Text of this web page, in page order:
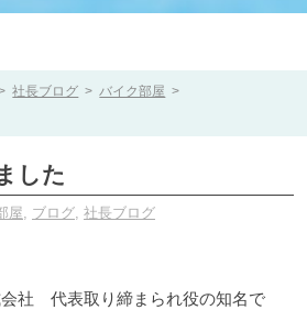
社長ブログ > バイク部屋 >
した
屋, ブログ, 社長ブログ
会社 代表取り締まられ役の知名で